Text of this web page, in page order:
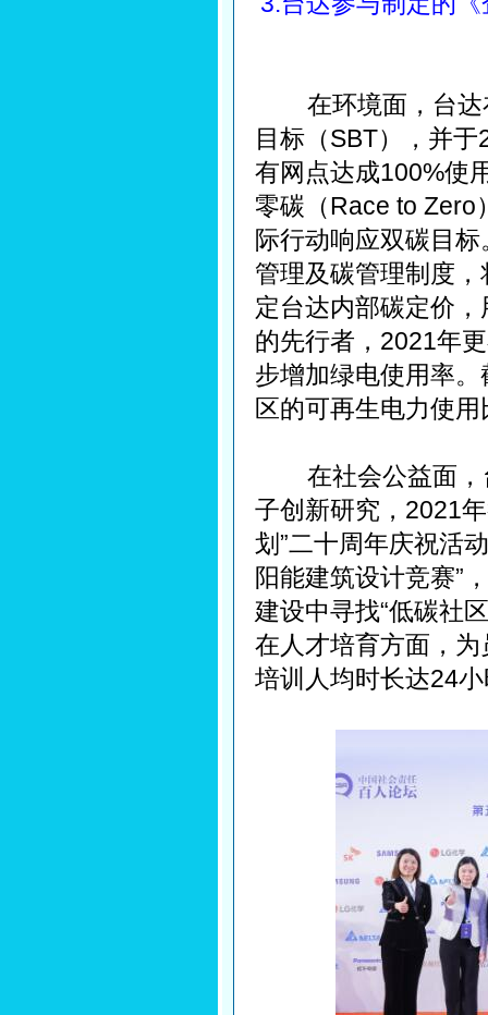
在环境面，台达
目标（SBT），并
有网点达成100%使
零碳（Race to Zero
际行动响应双碳目
管理及碳管理制度
定台达内部碳定价
的先行者，2021年
步增加绿电使用率
区的可再生电力使
在社会公益面，
子创新研究，2021
划”二十周年庆祝活
阳能建筑设计竞赛”
建设中寻找“低碳社
在人才培育方面，
培训人均时长达24